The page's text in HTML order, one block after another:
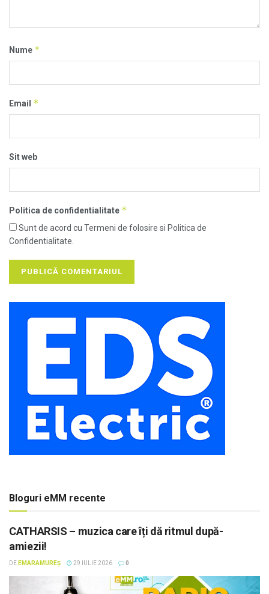
Nume *
Email *
Sit web
Politica de confidentialitate *
Sunt de acord cu Termeni de folosire si Politica de
Confidentialitate.
Bloguri eMM recente
CATHARSIS – muzica care îți dă ritmul după-
amiezii!
DE EMARAMUREȘ 29 IULIE 2026 0